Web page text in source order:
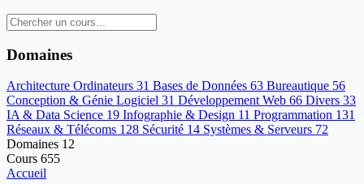
Domaines
Architecture Ordinateurs 31 Bases de Données 63 Bureautique 56
Conception & Génie Logiciel 31 Développement Web 66 Divers 33
IA & Data Science 19 Infographie & Design 11 Programmation 131
Réseaux & Télécoms 128 Sécurité 14 Systèmes & Serveurs 72
Domaines 12
Cours 655
Accueil